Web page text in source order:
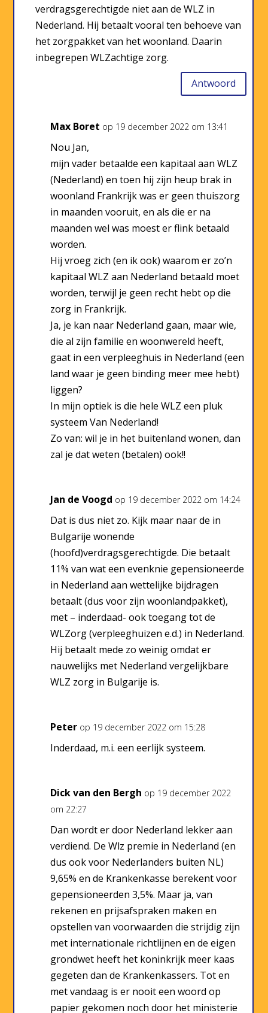
verdragsgerechtigde niet aan de WLZ in
Nederland. Hij betaalt vooral ten behoeve van
het zorgpakket van het woonland. Daarin
inbegrepen WLZachtige zorg.
Antwoord
Max Boret op 19 december 2022 om 13:41
Nou Jan,
mijn vader betaalde een kapitaal aan WLZ
(Nederland) en toen hij zijn heup brak in
woonland Frankrijk was er geen thuiszorg
in maanden vooruit, en als die er na
maanden wel was moest er flink betaald
worden.
Hij vroeg zich (en ik ook) waarom er zo’n
kapitaal WLZ aan Nederland betaald moet
worden, terwijl je geen recht hebt op die
zorg in Frankrijk.
Ja, je kan naar Nederland gaan, maar wie,
die al zijn familie en woonwereld heeft,
gaat in een verpleeghuis in Nederland (een
land waar je geen binding meer mee hebt)
liggen?
In mijn optiek is die hele WLZ een pluk
systeem Van Nederland!
Zo van: wil je in het buitenland wonen, dan
zal je dat weten (betalen) ook!!
Jan de Voogd op 19 december 2022 om 14:24
Dat is dus niet zo. Kijk maar naar de in
Bulgarije wonende
(hoofd)verdragsgerechtigde. Die betaalt
11% van wat een evenknie gepensioneerde
in Nederland aan wettelijke bijdragen
betaalt (dus voor zijn woonlandpakket),
met – inderdaad- ook toegang tot de
WLZorg (verpleeghuizen e.d.) in Nederland.
Hij betaalt mede zo weinig omdat er
nauwelijks met Nederland vergelijkbare
WLZ zorg in Bulgarije is.
Peter op 19 december 2022 om 15:28
Inderdaad, m.i. een eerlijk systeem.
Dick van den Bergh op 19 december 2022
om 22:27
Dan wordt er door Nederland lekker aan
verdiend. De Wlz premie in Nederland (en
dus ook voor Nederlanders buiten NL)
9,65% en de Krankenkasse berekent voor
gepensioneerden 3,5%. Maar ja, van
rekenen en prijsafspraken maken en
opstellen van voorwaarden die strijdig zijn
met internationale richtlijnen en de eigen
grondwet heeft het koninkrijk meer kaas
gegeten dan de Krankenkassers. Tot en
met vandaag is er nooit een woord op
papier gekomen noch door het ministerie